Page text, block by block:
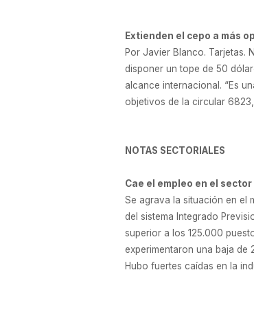
Extienden el cepo a más
Por Javier Blanco. Tarjetas.
disponer un tope de 50
alcance internacional. “Es
objetivos de la circular
NOTAS SECTORIALES
Cae el empleo en el
Se agrava la situación en el
del sistema Integrado
superior a los 125.000
experimentaron una baja
Hubo fuertes caídas en la